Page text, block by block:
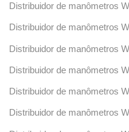
Distribuidor de manômetros
Distribuidor de manômetros
Distribuidor de manômetros
Distribuidor de manômetros
Distribuidor de manômetros
Distribuidor de manômetros